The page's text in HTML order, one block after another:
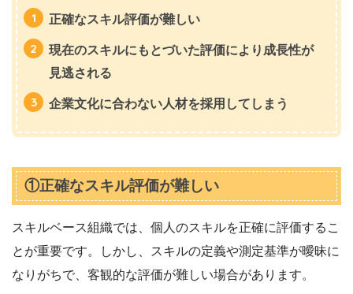
正確なスキル評価が難しい
現在のスキルにもとづいた評価により成長性が
見逃される
企業文化に合わない人材を採用してしまう
①正確なスキル評価が難しい
スキルベース組織では、個人のスキルを正確に評価するこ
とが重要です。しかし、スキルの定義や測定基準が曖昧に
なりがちで、客観的な評価が難しい場合があります。